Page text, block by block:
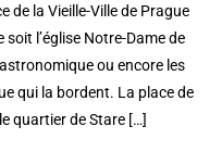
de la Vieille-Ville de Prague
l’église Notre-Dame de
ou encore les
qui la bordent. La place de
quartier de Stare […]